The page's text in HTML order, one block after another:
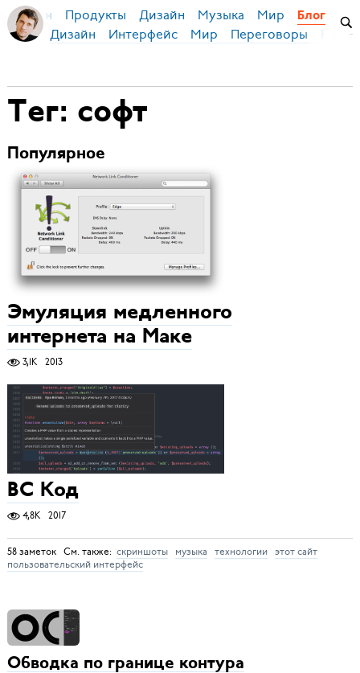
Бирман Продукты Дизайн Музыка Мир Блог
Дизайн Интерфейс Мир Переговоры
Тег: софт
Популярное
Эмуляция медленного
интернета на Маке
3,1K 2013
ВС Код
4,8K 2017
58 заметок См. также: скриншоты музыка технологии этот сайт
пользовательский интерфейс
Обводка по границе контура